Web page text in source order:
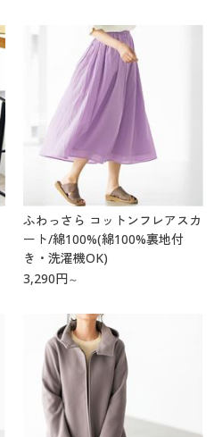
ふわっさら コットンフレアスカ
ート/綿100%(綿100%裏地付
き・洗濯機OK)
3,290円～